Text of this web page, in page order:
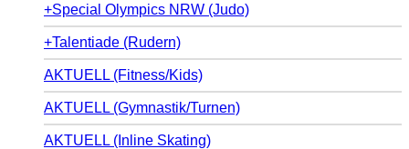
+Special Olympics NRW (Judo)
+Talentiade (Rudern)
AKTUELL (Fitness/Kids)
AKTUELL (Gymnastik/Turnen)
AKTUELL (Inline Skating)